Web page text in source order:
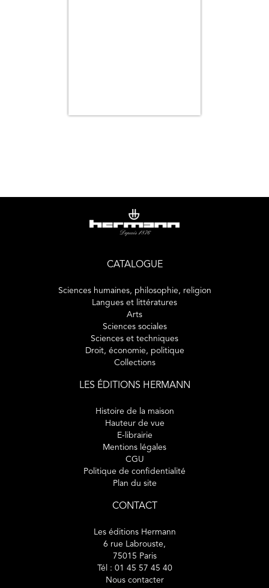
CATALOGUE
Sciences humaines, philosophie, religion
Langues et littératures
Arts
Sciences sociales
Sciences et techniques
Droit, économie, politique
Collections
LES ÉDITIONS HERMANN
Histoire de la maison
Hauteur de vue
E-librairie
Mentions légales
CGU
Politique de confidentialité
Plan du site
CONTACT
Les éditions Hermann
6 rue Labrouste,
75015 Paris
Tél : 01 45 57 45 40
Nous contacter